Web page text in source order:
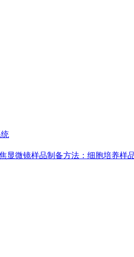
显微镜样品制备方法：细胞培养样